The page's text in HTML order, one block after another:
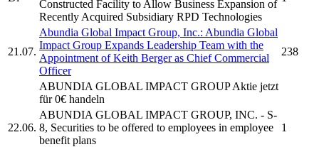
Constructed Facility to Allow Business Expansion of
Recently Acquired Subsidiary RPD Technologies
21.07.
Abundia Global Impact Group, Inc.: Abundia Global
Impact Group Expands Leadership Team with the
Appointment of Keith Berger as Chief Commercial
Officer
238
ABUNDIA GLOBAL IMPACT GROUPAktie jetzt
für 0€ handeln
22.06.
ABUNDIA GLOBAL IMPACT GROUP, INC. - S-
8, Securities to be offered to employees in employee
benefit plans
1